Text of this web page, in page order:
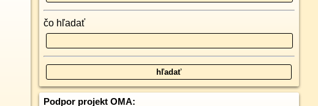
čo hľadať
Podpor projekt OMA: